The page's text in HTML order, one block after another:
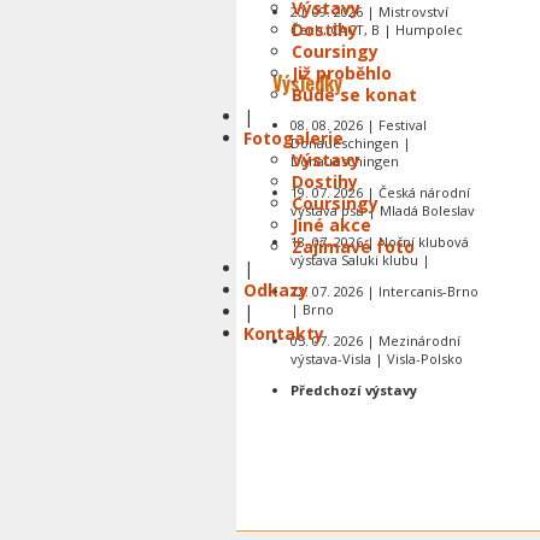
Výstavy
Dostihy
Coursingy
Již proběhlo
Bude se konat
|
Fotogalerie
Výstavy
Dostihy
Coursingy
Jiné akce
Zajímavé foto
|
Odkazy
|
Kontakty
20. 09. 2026 | Mistrovství
Čech, CACT, B | Humpolec
Výsledky
08. 08. 2026 | Festival
Donaueschingen |
Donaueschingen
19. 07. 2026 | Česká národní
výstava psů | Mladá Boleslav
18. 07. 2026 | Noční klubová
výstava Saluki klubu |
12. 07. 2026 | Intercanis-Brno
| Brno
05. 07. 2026 | Mezinárodní
výstava-Visla | Visla-Polsko
Předchozí výstavy